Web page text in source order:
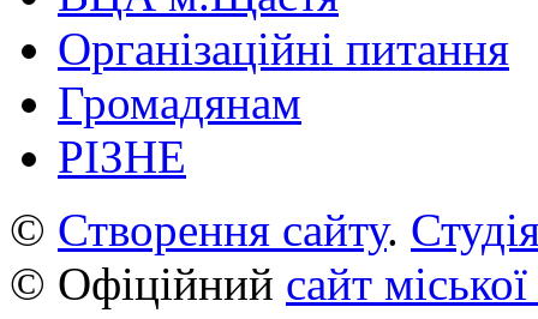
Організаційні питання
Громадянам
РІЗНЕ
© Створення сайту.
© Офіційний сайт